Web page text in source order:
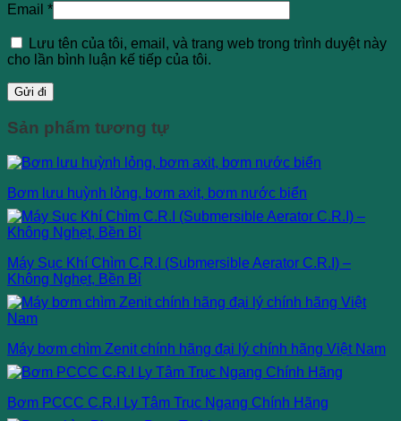
Email *
Lưu tên của tôi, email, và trang web trong trình duyệt này
cho lần bình luận kế tiếp của tôi.
Sản phẩm tương tự
Bơm lưu huỳnh lỏng, bơm axit, bơm nước biển
Máy Sục Khí Chìm C.R.I (Submersible Aerator C.R.I) –
Không Nghẹt, Bền Bỉ
Máy bơm chìm Zenit chính hãng đại lý chính hãng Việt Nam
Bơm PCCC C.R.I Ly Tâm Trục Ngang Chính Hãng